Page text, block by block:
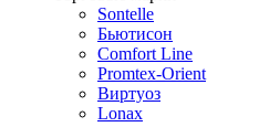
Sontelle
Бьютисон
Comfort Line
Promtex-Orient
Виртуоз
Lonax